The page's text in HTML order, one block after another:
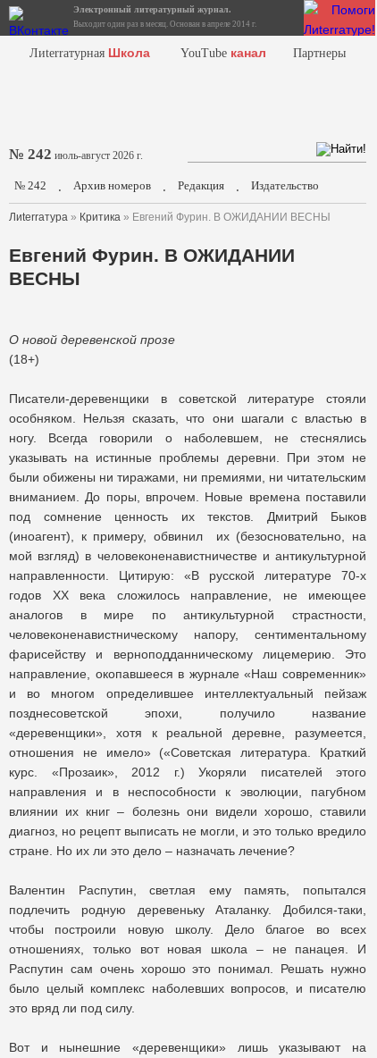
Электронный литературный журнал.
Выходит один раз в месяц. Основан в апреле 2014 г.
Лиterraтурная Школа YouTube канал Партнеры
№ 242 июль-август 2026 г.
№ 242 . Архив номеров . Редакция . Издательство
Лиterraтура » Критика » Евгений Фурин. В ОЖИДАНИИ ВЕСНЫ
Евгений Фурин. В ОЖИДАНИИ
ВЕСНЫ
О новой деревенской прозе
(18+)
Писатели-деревенщики в советской литературе стояли
особняком. Нельзя сказать, что они шагали с властью в
ногу. Всегда говорили о наболевшем, не стеснялись
указывать на истинные проблемы деревни. При этом не
были обижены ни тиражами, ни премиями, ни читательским
вниманием. До поры, впрочем. Новые времена поставили
под сомнение ценность их текстов. Дмитрий Быков
(иноагент), к примеру, обвинил их (безосновательно, на
мой взгляд) в человеконенавистничестве и антикультурной
направленности. Цитирую: «В русской литературе 70-х
годов XX века сложилось направление, не имеющее
аналогов в мире по антикультурной страстности,
человеконенавистническому напору, сентиментальному
фарисейству и верноподданническому лицемерию. Это
направление, окопавшееся в журнале «Наш современник»
и во многом определившее интеллектуальный пейзаж
позднесоветской эпохи, получило название
«деревенщики», хотя к реальной деревне, разумеется,
отношения не имело» («Советская литература. Краткий
курс. «Прозаик», 2012 г.) Укоряли писателей этого
направления и в неспособности к эволюции, пагубном
влиянии их книг – болезнь они видели хорошо, ставили
диагноз, но рецепт выписать не могли, и это только вредило
стране. Но их ли это дело – назначать лечение?
Валентин Распутин, светлая ему память, попытался
подлечить родную деревеньку Аталанку. Добился-таки,
чтобы построили новую школу. Дело благое во всех
отношениях, только вот новая школа – не панацея. И
Распутин сам очень хорошо это понимал. Решать нужно
было целый комплекс наболевших вопросов, и писателю
это вряд ли под силу.
Вот и нынешние «деревенщики» лишь указывают на